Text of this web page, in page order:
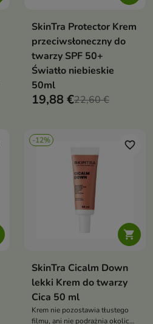
SkinTra Protector Krem
przeciwsłoneczny do
twarzy SPF 50+
Światło niebieskie
50ml
19,88 €22,60 €
-12%

favorite_border
SkinTra Cicalm Down
lekki Krem do twarzy
Cica 50 ml
Krem nie pozostawia tłustego
filmu, ani nie podrażnia okolic